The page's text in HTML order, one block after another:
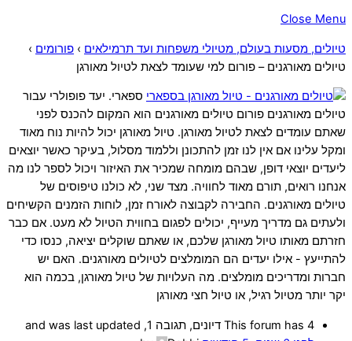
Close Menu
טיולים, מסעות בעולם, מטיולי משפחות ועד תרמילאים › פורומים ›
טיולים מאורגנים – פורום למי שעומד לצאת לטיול מאורגן
ספארי. יעד פופולרי עבור
טיולים מאורגנים פורום טיולים מאורגנים הוא המקום להכנס לפני
שאתם עומדים לצאת לטיול מאורגן. טיול מאורגן יכול להיות נוח מאוד
ומקל עלינו אם אין לנו זמן להתכונן וללמוד מסלול, בעיקר כאשר יוצאים
ליעדים יוצאי דופן, שבהם מומחה שמכיר את האיזור ויכול לספר לנו מה
אנחנו רואים, תורם מאוד לחוויה. מצד שני, לא כולנו טיפוסים של
טיולים מאורגנים. החבירה לקבוצה לאורח זמן, לוחות הזמנים הקשיחים
ולעתים גם מדריך מעייף, יכולים לפגום בחווית הטיול לא מעט. אם כבר
חזרתם מאותו טיול מאורגן שלכם, או שאתם שוקלים יציאה, כנסו כדי
להתייעץ - אילו יעדים הם המומלצים לטיולים מאורגנים. האם יש
חברות ומדריכים מומלצים. מה העלויות של טיול מאורגן, בכמה הוא
יקר יותר מטיול רגיל, או טיול חצי מאורגן
This forum has 4 דיונים, תגובה 1, and was last updated